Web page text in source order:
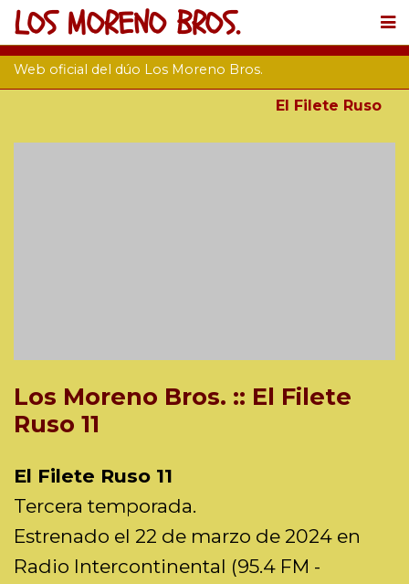
LOS MORENO BROS.
Web oficial del dúo Los Moreno Bros.
El Filete Ruso
Los Moreno Bros. :: El Filete
Ruso 11
El Filete Ruso 11
Tercera temporada.
Estrenado el 22 de marzo de 2024 en
Radio Intercontinental (95.4 FM -